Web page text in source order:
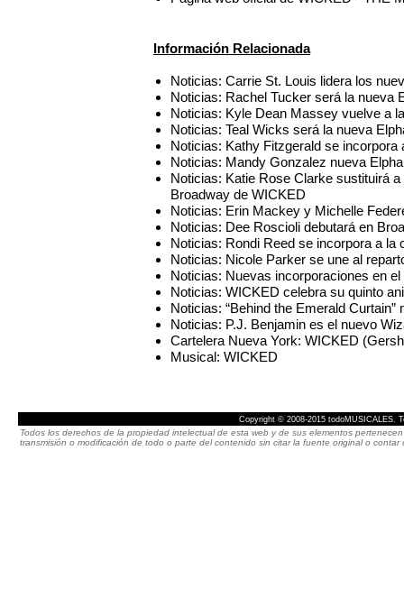
Información Relacionada
Noticias: Carrie St. Louis lidera los
Noticias: Rachel Tucker será la nueva
Noticias: Kyle Dean Massey vuelve a
Noticias: Teal Wicks será la nueva
Noticias: Kathy Fitzgerald se
Noticias: Mandy Gonzalez nueva
Noticias: Katie Rose Clarke sustituirá
Broadway de WICKED
Noticias: Erin Mackey y Michelle
Noticias: Dee Roscioli debutará en
Noticias: Rondi Reed se incorpora a
Noticias: Nicole Parker se une al
Noticias: Nuevas incorporaciones en
Noticias: WICKED celebra su quinto
Noticias: “Behind the Emerald
Noticias: P.J. Benjamin es el nuevo
Cartelera Nueva York: WICKED
Musical: WICKED
Copyright © 2008-2015 todoMUSICALES.
Todos los derechos de la propiedad intelectual de esta web y de sus elementos
transmisión o modificación de todo o parte del contenido sin citar la fuente original o